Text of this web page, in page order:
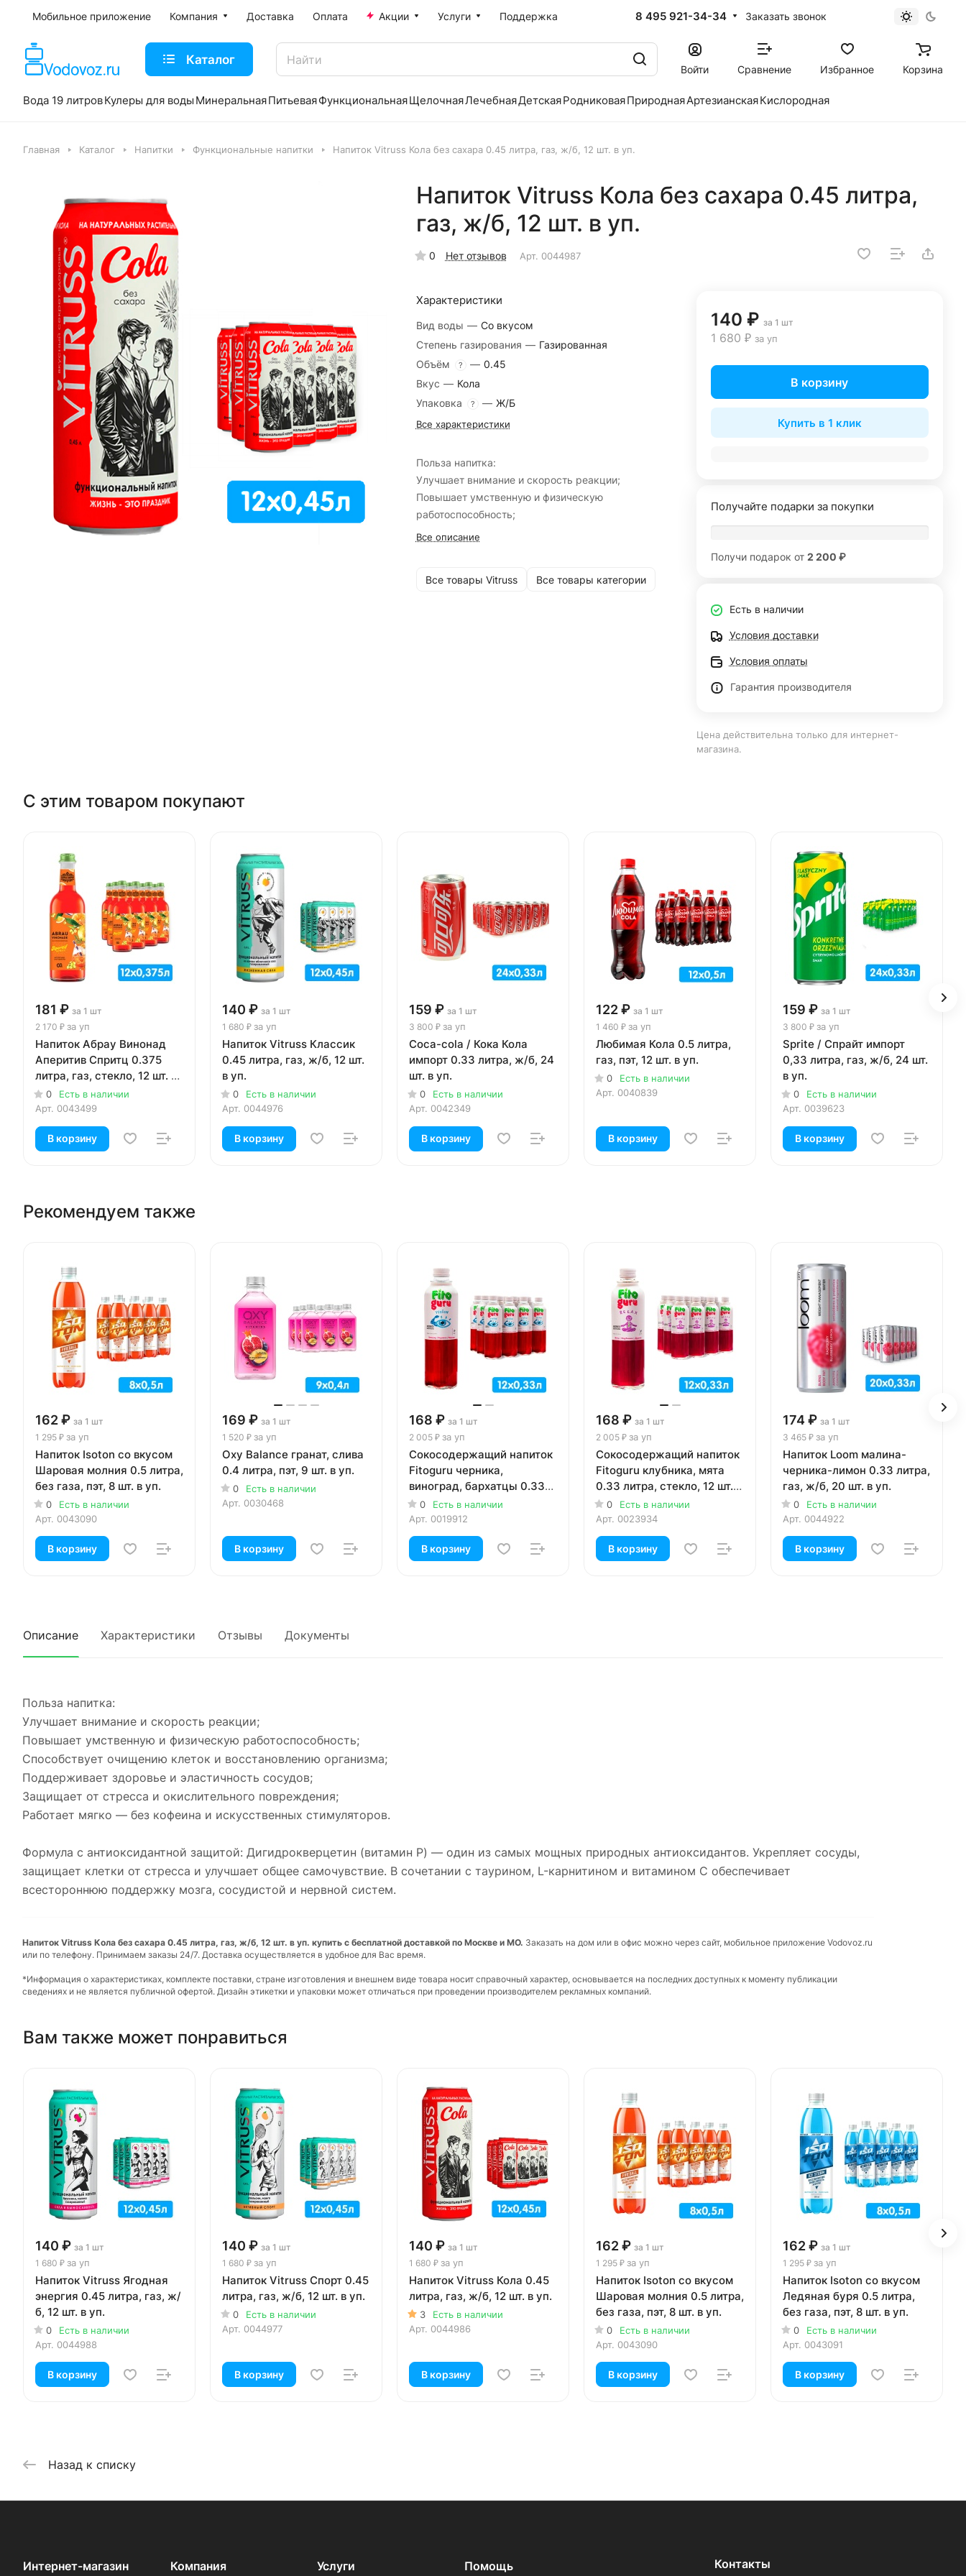
Мобильное приложение Компания Доставка Оплата Акции Услуги Поддержка 8 495 921-34-34 Заказать звонок
Каталог
Войти Сравнение Избранное Корзина
Вода 19 литровКулеры для воды МинеральнаяПитьеваяФункциональнаяЩелочнаяЛечебнаяДетскаяРодниковаяПрироднаяАртезианскаяКислородная
Главная Каталог Напитки Функциональные напитки Напиток Vitruss Кола без сахара 0.45 литра, газ, ж/б, 12 шт. в уп.
Напиток Vitruss Кола без сахара 0.45 литра,
газ, ж/б, 12 шт. в уп.
0 Нет отзывов Арт. 0044987
Характеристики
Вид воды — Со вкусом
Степень газирования — Газированная
Объём
? — 0.45
Вкус — Кола
Упаковка
? — Ж/Б
Все характеристики
Польза напитка:
Улучшает внимание и скорость реакции;
Повышает умственную и физическую
работоспособность;
Все описание
Все товары Vitruss Все товары категории
140 ₽ за 1 шт
1 680 ₽ за уп
В корзину
Купить в 1 клик
Получайте подарки за покупки
Получи подарок от 2 200 ₽
Есть в наличии
Условия доставки
Условия оплаты
Гарантия производителя
Цена действительна только для интернет-
магазина.
С этим товаром покупают
181 ₽ за 1 шт
2 170 ₽ за уп
Напиток Абрау Винонад
Аперитив Спритц 0.375
литра, газ, стекло, 12 шт. в
уп.
0
Есть в наличии
Арт. 0043499
В корзину
140 ₽ за 1 шт
1 680 ₽ за уп
Напиток Vitruss Классик
0.45 литра, газ, ж/б, 12 шт.
в уп.
0
Есть в наличии
Арт. 0044976
В корзину
159 ₽ за 1 шт
3 800 ₽ за уп
Coca-cola / Кока Кола
импорт 0.33 литра, ж/б, 24
шт. в уп.
0
Есть в наличии
Арт. 0042349
В корзину
122 ₽ за 1 шт
1 460 ₽ за уп
Любимая Кола 0.5 литра,
газ, пэт, 12 шт. в уп.
0
Есть в наличии
Арт. 0040839
В корзину
159 ₽ за 1 шт
3 800 ₽ за уп
Sprite / Спрайт импорт
0,33 литра, газ, ж/б, 24 шт.
в уп.
0
Есть в наличии
Арт. 0039623
В корзину
Рекомендуем также
162 ₽ за 1 шт
1 295 ₽ за уп
Напиток Isoton со вкусом
Шаровая молния 0.5 литра,
без газа, пэт, 8 шт. в уп.
0
Есть в наличии
Арт. 0043090
В корзину
169 ₽ за 1 шт
1 520 ₽ за уп
Oxy Balance гранат, слива
0.4 литра, пэт, 9 шт. в уп.
0
Есть в наличии
Арт. 0030468
В корзину
168 ₽ за 1 шт
2 005 ₽ за уп
Сокосодержащий напиток
Fitoguru черника,
виноград, бархатцы 0.33
литра, стекло, 12 шт. в уп.
0
Есть в наличии
Арт. 0019912
В корзину
168 ₽ за 1 шт
2 005 ₽ за уп
Сокосодержащий напиток
Fitoguru клубника, мята
0.33 литра, стекло, 12 шт. в
уп.
0
Есть в наличии
Арт. 0023934
В корзину
174 ₽ за 1 шт
3 465 ₽ за уп
Напиток Loom малина-
черника-лимон 0.33 литра,
газ, ж/б, 20 шт. в уп.
0
Есть в наличии
Арт. 0044922
В корзину
Описание Характеристики Отзывы Документы
Польза напитка:
Улучшает внимание и скорость реакции;
Повышает умственную и физическую работоспособность;
Способствует очищению клеток и восстановлению организма;
Поддерживает здоровье и эластичность сосудов;
Защищает от стресса и окислительного повреждения;
Работает мягко — без кофеина и искусственных стимуляторов.
Формула с антиоксидантной защитой: Дигидрокверцетин (витамин P) — один из самых мощных природных антиоксидантов. Укрепляет сосуды,
защищает клетки от стресса и улучшает общее самочувствие. В сочетании с таурином, L-карнитином и витамином С обеспечивает
всестороннюю поддержку мозга, сосудистой и нервной систем.
Напиток Vitruss Кола без сахара 0.45 литра, газ, ж/б, 12 шт. в уп. купить с бесплатной доставкой по Москве и МО. Заказать на дом или в офис можно через сайт, мобильное приложение Vodovoz.ru
или по телефону. Принимаем заказы 24/7. Доставка осуществляется в удобное для Вас время.
*Информация о характеристиках, комплекте поставки, стране изготовления и внешнем виде товара носит справочный характер, основывается на последних доступных к моменту публикации
сведениях и не является публичной офертой. Дизайн этикетки и упаковки может отличаться при проведении производителем рекламных компаний.
Вам также может понравиться
140 ₽ за 1 шт
1 680 ₽ за уп
Напиток Vitruss Ягодная
энергия 0.45 литра, газ, ж/
б, 12 шт. в уп.
0
Есть в наличии
Арт. 0044988
В корзину
140 ₽ за 1 шт
1 680 ₽ за уп
Напиток Vitruss Спорт 0.45
литра, газ, ж/б, 12 шт. в уп.
0
Есть в наличии
Арт. 0044977
В корзину
140 ₽ за 1 шт
1 680 ₽ за уп
Напиток Vitruss Кола 0.45
литра, газ, ж/б, 12 шт. в уп.
3
Есть в наличии
Арт. 0044986
В корзину
162 ₽ за 1 шт
1 295 ₽ за уп
Напиток Isoton со вкусом
Шаровая молния 0.5 литра,
без газа, пэт, 8 шт. в уп.
0
Есть в наличии
Арт. 0043090
В корзину
162 ₽ за 1 шт
1 295 ₽ за уп
Напиток Isoton со вкусом
Ледяная буря 0.5 литра,
без газа, пэт, 8 шт. в уп.
0
Есть в наличии
Арт. 0043091
В корзину
Назад к списку
Интернет-магазин Компания Услуги Помощь Контакты